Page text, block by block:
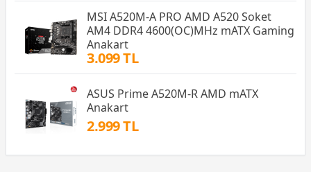
MSI A520M-A PRO AMD A520 Soket
AM4 DDR4 4600(OC)MHz mATX Gaming
Anakart
3.099 TL
ASUS Prime A520M-R AMD mATX
Anakart
2.999 TL